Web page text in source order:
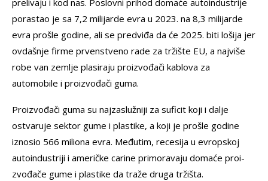
prelivaju i kod nas. Poslovni prihod domaće autoindustrije
porastao je sa 7,2 milijarde evra u 2023. na 8,3 milijarde
evra prošle godine, ali se predviđa da će 2025. biti lošija jer
ovdašnje firme prvenstveno rade za tržište EU, a najviše
robe van zemlje plasiraju proizvođači kablova za
automobile i proizvođači guma.
Proizvođači guma su najzaslužniji za suficit koji i dalje
ostvaruje sektor gume i plastike, a koji je prošle godine
iznosio 566 miliona evra. Međutim, recesija u evropskoj
autoindustriji i američke carine primoravaju domaće proi-
zvođače gume i plastike da traže druga tržišta.